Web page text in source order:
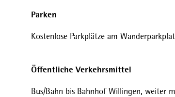
Parken
Kostenlose Parkplätze am
Öffentliche Verkehrsmittel
Bus/Bahn bis Bahnhof Willingen, weiter